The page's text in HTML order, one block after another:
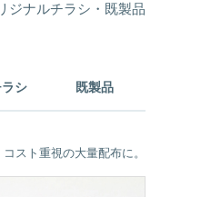
ジナルチラシ・既製品
シ 既製品
スト重視の大量配布に。